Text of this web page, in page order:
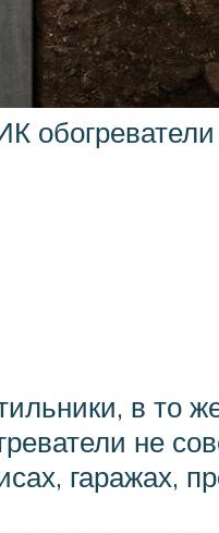
в то
не
гаражах,